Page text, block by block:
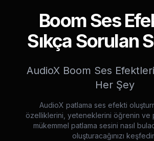
Boom Ses
Sıkça Sorulan
AudioX Boom Ses
Her Şey
AudioX patlama ses efekti
özelliklerini, yeteneklerini öğrenin ve
mükemmel patlama sesini nasıl
oluşturacağınızı